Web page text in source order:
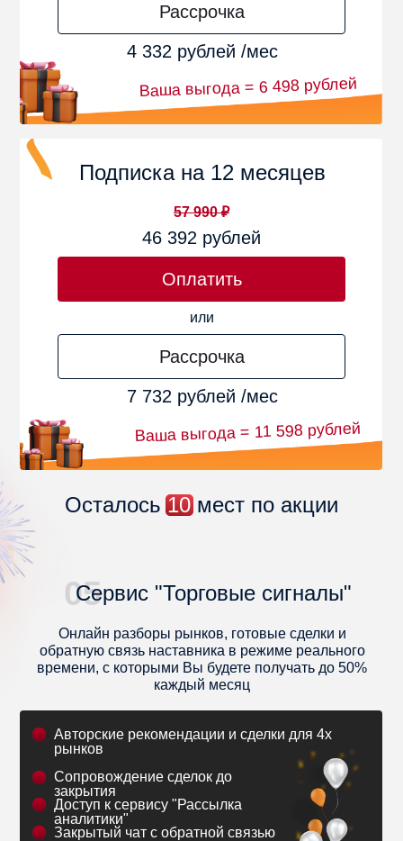
Осталось10мест по акции
4 332 рублей /мес
Подписка на 12 месяцев
Оплатить
57 990 ₽
или
7 732 рублей /мес
46 392 рублей
Рассрочка
Рассрочка
Ваша выгода = 6 498 рублей
Ваша выгода = 11 598 рублей
05
Сервис "Торговые сигналы"
Онлайн разборы рынков, готовые сделки и
обратную связь наставника в режиме реального
времени, с которыми Вы будете получать до 50%
каждый месяц
Авторские рекомендации и сделки для 4х
рынков
Доступ к сервису "Рассылка
аналитики"
Закрытый чат с обратной связью
Сопровождение сделок до
закрытия